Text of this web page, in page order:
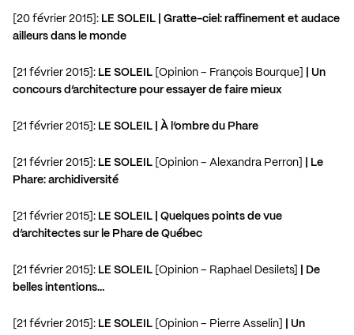
[20 février 2015]: LE SOLEIL | Gratte-ciel: raffinement et audace
ailleurs dans le monde
[21 février 2015]: LE SOLEIL [Opinion – François Bourque]
| Un
concours d’architecture pour essayer de faire mieux
[21 février 2015]: LE SOLEIL | À l’ombre du Phare
[21 février 2015]: LE SOLEIL [Opinion – Alexandra Perron]
| Le
Phare: archidiversité
[21 février 2015]: LE SOLEIL | Quelques points de vue
d’architectes sur le Phare de Québec
[21 février 2015]: LE SOLEIL [Opinion – Raphael Desilets]
| De
belles intentions…
[21 février 2015]: LE SOLEIL [Opinion – Pierre Asselin] | Un